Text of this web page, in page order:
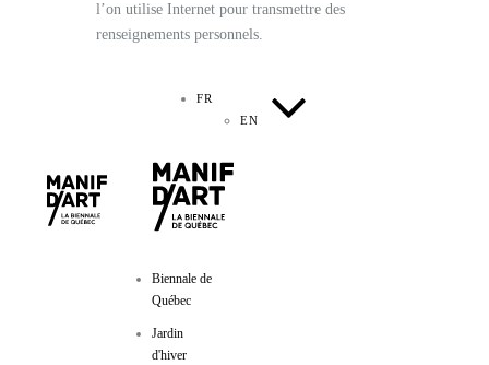
l’on utilise Internet pour transmettre des
renseignements personnels.
FR
EN
Biennale de
Québec
Jardin
d'hiver